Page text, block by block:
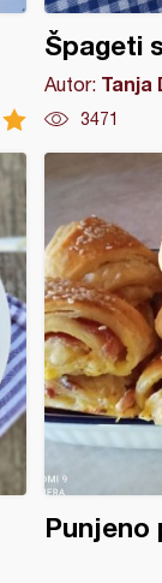
Špageti
Autor: Tanja
3471
Punjeno